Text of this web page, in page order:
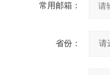
常用邮箱：
省份：